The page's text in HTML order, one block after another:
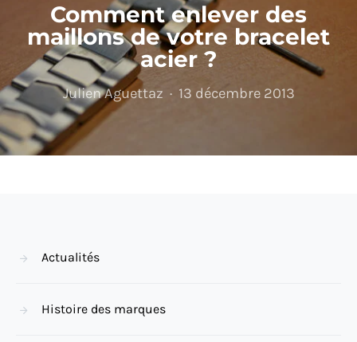
Comment enlever des
maillons de votre bracelet
acier ?
Julien Aguettaz 13 décembre 2013
Actualités
Histoire des marques